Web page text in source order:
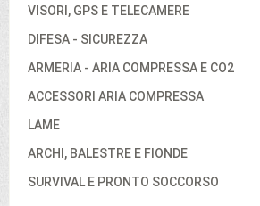
VISORI, GPS E TELECAMERE
DIFESA - SICUREZZA
ARMERIA - ARIA COMPRESSA E CO2
ACCESSORI ARIA COMPRESSA
LAME
ARCHI, BALESTRE E FIONDE
SURVIVAL E PRONTO SOCCORSO